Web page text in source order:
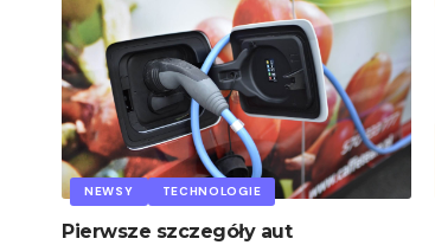
NEWSY TECHNOLOGIE
Pierwsze szczegóły aut